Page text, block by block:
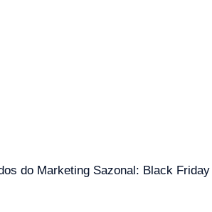
do Marketing Sazonal: Black Friday